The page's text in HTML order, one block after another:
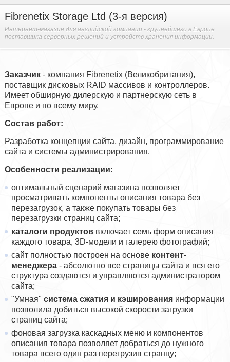
Fibrenetix Storage Ltd (3-я версия)
Интернет-магазин для английской компании - крупнейшего в Европе
поставщика серверных решений и устройств хранения информации.
Заказчик- компания Fibrenetix (Великобритания),
поставщик дисковых RAID массивов и контроллеров.
Имеет обширную дилерскую и партнерскую сеть в
Европе и по всему миру.
Соcтав работ:
Разработка концепции сайта, дизайн, программирование
сайта и системы администрирования.
Особенности реализации:
оптимальный сценарий магазина позволяет
просматривать компоненты описания товара без
перезагрузок, а также покупать товары без
перезагрузки страниц сайта;
каталоги продуктоввключает семь форм описания
каждого товара, 3D-модели и галерею фотографий;
сайт полностью построен на основе контент-
менеджера- абсолютно все страницы сайта и вся его
структура создаются и управляются администратором
сайта;
"Умная" система сжатия и кэшированияинформации
позволила добиться высокой скорости загрузки
страниц сайта;
фоновая загрузка каскадных меню и компонентов
описания товара позволяет добраться до нужного
товара всего один раз перегрузив странцу;